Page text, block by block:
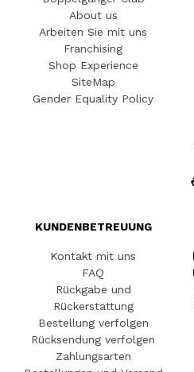
About us
Arbeiten Sie mit uns
Franchising
Shop Experience
SiteMap
Gender Equality Policy
KUNDENBETREUUNG
Kontakt mit uns
FAQ
Rückgabe und
Rückerstattung
Bestellung verfolgen
Rücksendung verfolgen
Zahlungsarten